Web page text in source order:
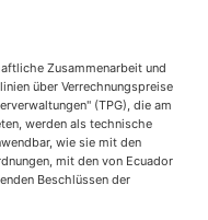
Zusammenarbeit und
über Verrechnungspreise
(TPG), die am
werden als technische
wie sie mit den
mit den von Ecuador
Beschlüssen der